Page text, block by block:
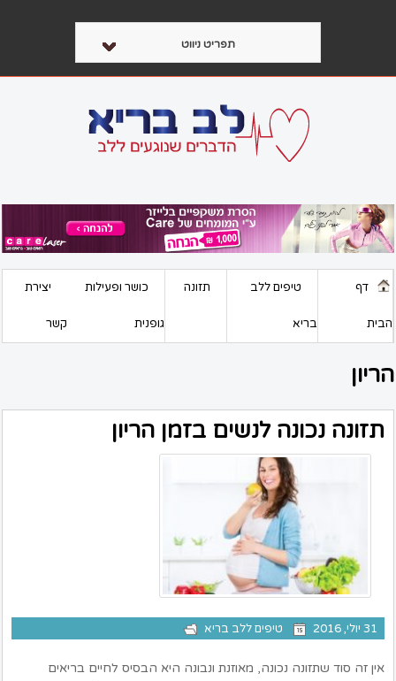
תפריט ניווט
דף
הבית
טיפים ללב
בריא
תזונה כושר ופעילות
גופנית
יצירת
קשר
הריון
תזונה נכונה לנשים בזמן הריון
31 יולי, 2016 טיפים ללב בריא
אין זה סוד שתזונה נכונה, מאוזנת ונבונה היא הבסיס לחיים בריאים